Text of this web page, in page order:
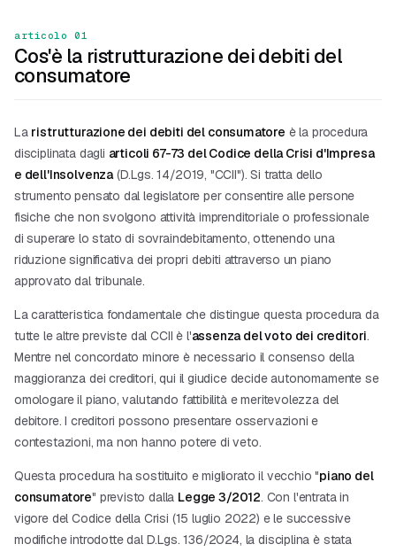
articolo 01
Cos'è la ristrutturazione dei debiti del
consumatore
La ristrutturazione dei debiti del consumatore è la procedura
disciplinata dagli articoli 67-73 del Codice della Crisi d'Impresa
e dell'Insolvenza(D.Lgs. 14/2019, "CCII"). Si tratta dello
strumento pensato dal legislatore per consentire alle persone
fisiche che non svolgono attività imprenditoriale o professionale
di superare lo stato di sovraindebitamento, ottenendo una
riduzione significativa dei propri debiti attraverso un piano
approvato dal tribunale.
La caratteristica fondamentale che distingue questa procedura da
tutte le altre previste dal CCII è l'assenza del voto dei creditori.
Mentre nelconcordato minore è necessario il consenso della
maggioranza dei creditori, qui il giudice decide autonomamente se
omologare il piano, valutando fattibilità e meritevolezza del
debitore. I creditori possono presentare osservazioni e
contestazioni, ma non hanno potere di veto.
Questa procedura ha sostituito e migliorato il vecchio "piano del
consumatore" previsto dalla Legge 3/2012. Con l'entrata in
vigore del Codice della Crisi (15 luglio 2022) e le successive
modifiche introdotte dal D.Lgs. 136/2024, la disciplina è stata